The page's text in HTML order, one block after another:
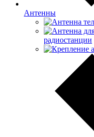
Антенны
радиостанции